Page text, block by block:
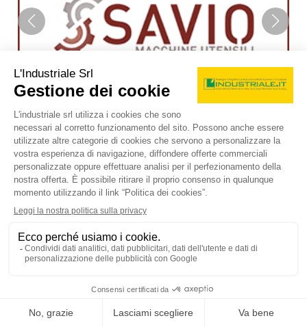
LE ASTE IN CORSO Vedi tutte
54g 17h 29m 53s
Asta